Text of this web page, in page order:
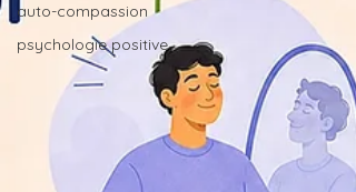
auto-compassion
psychologie positive